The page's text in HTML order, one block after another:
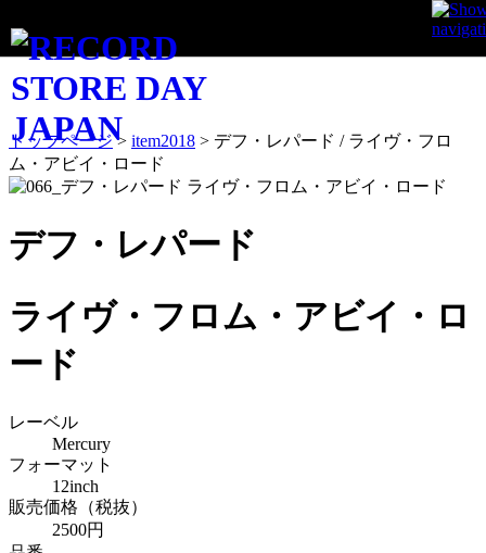
ITEM
トップページ > item2018 > デフ・レパード / ライヴ・フロ
ム・アビイ・ロード
デフ・レパード
ライヴ・フロム・アビイ・ロ
ード
レーベル
Mercury
フォーマット
12inch
販売価格（税抜）
2500円